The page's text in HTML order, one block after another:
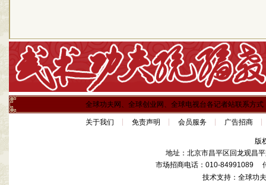
全球功夫网、全球创业网、全球电视台各记者站联系方式
关于我们 免责声明 会员服务 广告招商
版
地址：北京市昌平区回龙观昌
市场招商电话：010-84991089
技术支持：全球